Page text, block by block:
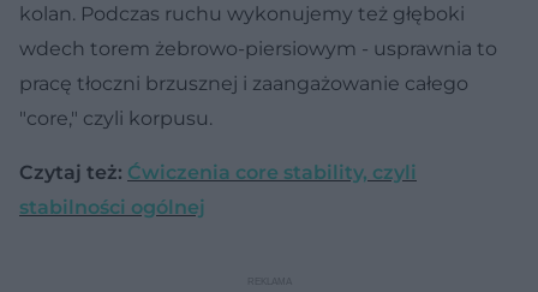
kolan. Podczas ruchu wykonujemy też głęboki
wdech torem żebrowo-piersiowym - usprawnia to
pracę tłoczni brzusznej i zaangażowanie całego
"core," czyli korpusu.
Czytaj też: Ćwiczenia core stability, czyli
stabilności ogólnej